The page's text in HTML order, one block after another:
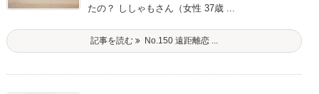
たの？ ししゃもさん（女性 37歳 ...
記事を読む No.150 遠距離恋 ...